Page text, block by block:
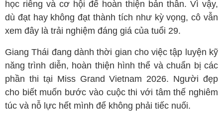
học riêng và cơ hội để hoàn thiện bản thân. Vì vậy,
dù đạt hay không đạt thành tích như kỳ vọng, cô vẫn
xem đây là trải nghiệm đáng giá của tuổi 29.
Giang Thái đang dành thời gian cho việc tập luyện kỹ
năng trình diễn, hoàn thiện hình thể và chuẩn bị các
phần thi tại Miss Grand Vietnam 2026. Người đẹp
cho biết muốn bước vào cuộc thi với tâm thế nghiêm
túc và nỗ lực hết mình để không phải tiếc nuối.